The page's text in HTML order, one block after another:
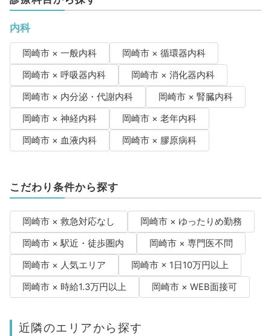
内科
岡崎市 × 一般内科
岡崎市 × 循環器内科
岡崎市 × 呼吸器内科
岡崎市 × 消化器内科
岡崎市 × 内分泌・代謝内科
岡崎市 × 腎臓内科
岡崎市 × 神経内科
岡崎市 × 老年内科
岡崎市 × 血液内科
岡崎市 × 膠原病科
こだわり条件から探す
岡崎市 × 救急対応なし
岡崎市 × ゆったりめ勤務
岡崎市 × 駅近・徒歩圏内
岡崎市 × 専門医不問
岡崎市 × 人気エリア
岡崎市 × 1日10万円以上
岡崎市 × 時給1.3万円以上
岡崎市 × WEB面接可
近隣のエリアから探す